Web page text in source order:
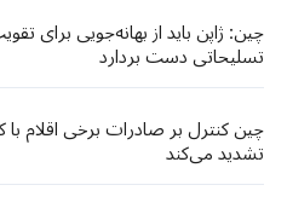
چین: ژاپن باید از بهانه‌جویی برای
تسلیحاتی دست بردارد
چین کنترل بر صادرات برخی اقلام با
تشدید می‌کند